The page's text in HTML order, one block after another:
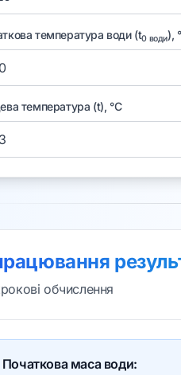
температура води (t0 води),
температура (t), °C
обчислення
Початкова маса води: